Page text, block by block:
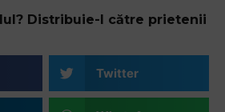
Distribuie-l către prietenii
Twitter